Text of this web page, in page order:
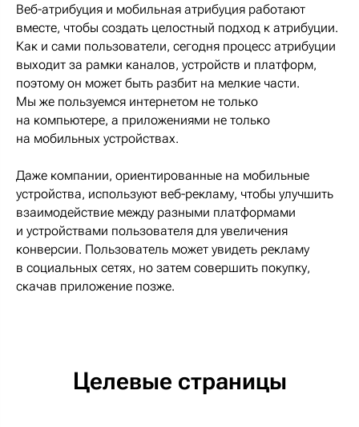
Веб-атрибуция и мобильная атрибуция работают
вместе, чтобы создать целостный подход к атрибуции.
Как и сами пользователи, сегодня процесс атрибуции
выходит за рамки каналов, устройств и платформ,
поэтому он может быть разбит на мелкие части.
Мы же пользуемся интернетом не только
на компьютере, а приложениями не только
на мобильных устройствах.
Даже компании, ориентированные на мобильные
устройства, используют веб-рекламу, чтобы улучшить
взаимодействие между разными платформами
и устройствами пользователя для увеличения
конверсии. Пользователь может увидеть рекламу
в социальных сетях, но затем совершить покупку,
скачав приложение позже.
Целевые страницы